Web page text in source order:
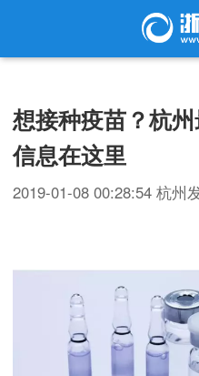
想接种疫苗？杭
信息在这里
2019-01-08 00:28:54 杭州